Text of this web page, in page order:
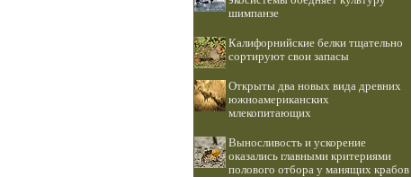
шимпанзе
Калифорнийские белки тщательно
сортируют свои запасы
Открыты два новых вида древних
южноамериканских
млекопитающих
Выносливость и ускорение
оказались главными критериями
полового отбора у манящих крабов